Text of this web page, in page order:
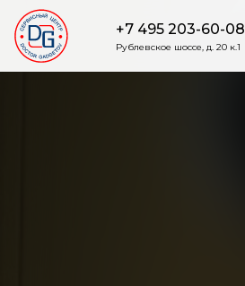
+7 495 203-60-08
Рублевское шоссе, д. 20 к.1